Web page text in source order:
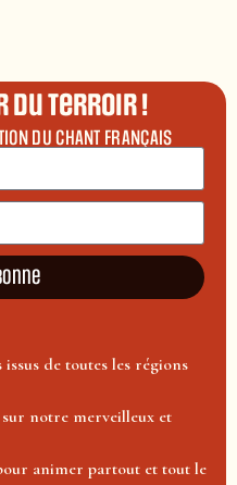
du terroir !
DU CHANT FRANÇAIS
de toutes les régions
notre merveilleux et
animer partout et tout le